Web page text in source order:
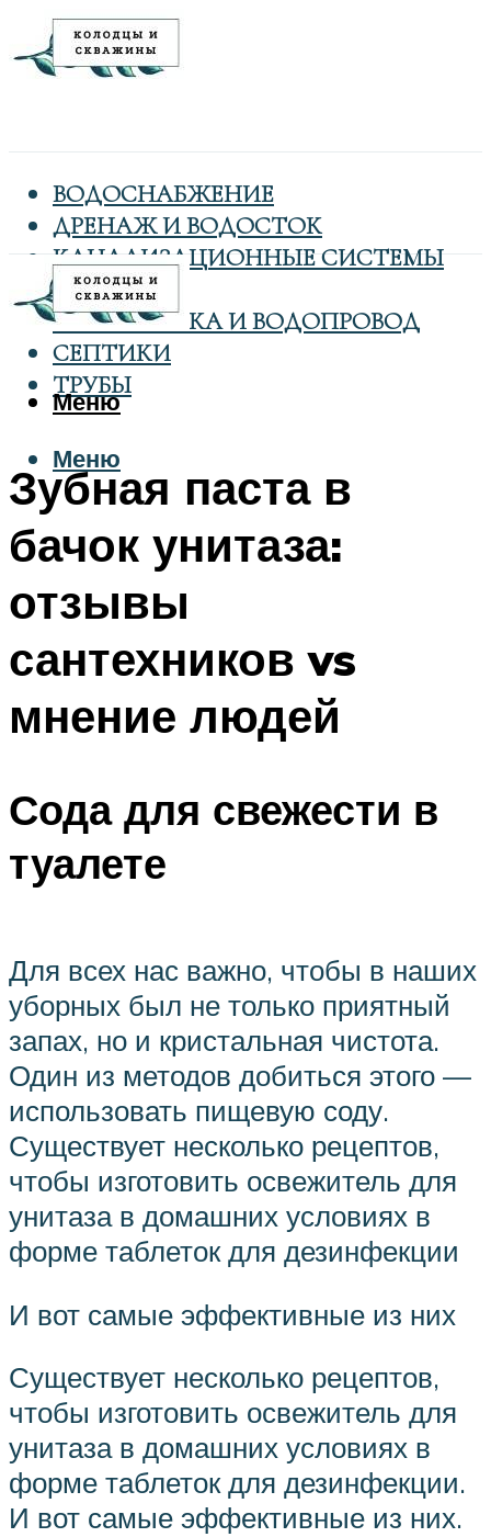
ВОДОСНАБЖЕНИЕ
ДРЕНАЖ И ВОДОСТОК
КАНАЛИЗАЦИОННЫЕ СИСТЕМЫ
КОЛОДЦЫ
САНТЕХНИКА И ВОДОПРОВОД
СЕПТИКИ
ТРУБЫ
Меню
Меню
Зубная паста в
бачок унитаза:
отзывы
сантехников vs
мнение людей
Сода для свежести в
туалете
Для всех нас важно, чтобы в наших
уборных был не только приятный
запах, но и кристальная чистота.
Один из методов добиться этого —
использовать пищевую соду.
Существует несколько рецептов,
чтобы изготовить освежитель для
унитаза в домашних условиях в
форме таблеток для дезинфекции
И вот самые эффективные из них
Существует несколько рецептов,
чтобы изготовить освежитель для
унитаза в домашних условиях в
форме таблеток для дезинфекции.
И вот самые эффективные из них.